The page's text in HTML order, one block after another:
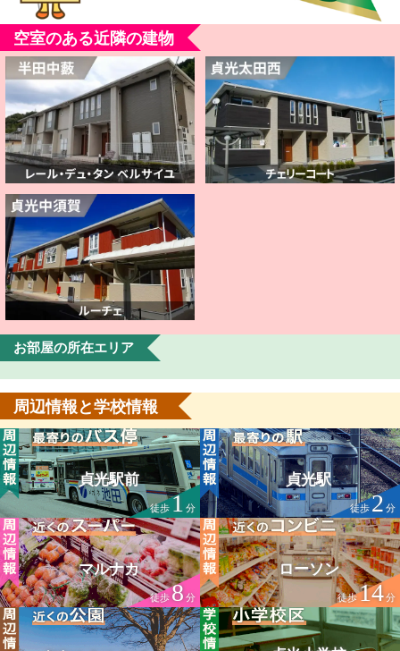
空室のある近隣の建物
お部屋の所在エリア
周辺情報と学校情報
貞光駅前
徒歩1 分
貞光駅
徒歩2 分
マルナカ
徒歩8分
ローソン
徒歩14分